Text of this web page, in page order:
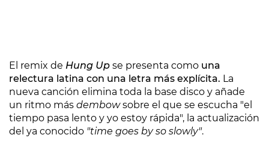
El remix de Hung Up se presenta como una
relectura latina con una letra más explícita. La
nueva canción elimina toda la base disco y añade
un ritmo más dembowsobre el que se escucha "el
tiempo pasa lento y yo estoy rápida", la actualización
del ya conocido "time goes by so slowly".